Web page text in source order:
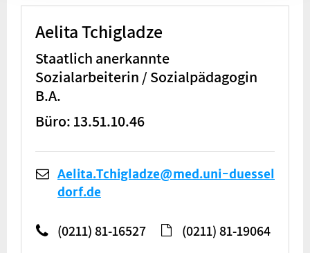
Aelita Tchigladze
Staatlich anerkannte
Sozialarbeiterin / Sozialpädagogin
B.A.
Büro: 13.51.10.46
Aelita.Tchigladze@med.uni-duessel
dorf.de
(0211) 81-16527 (0211) 81-19064